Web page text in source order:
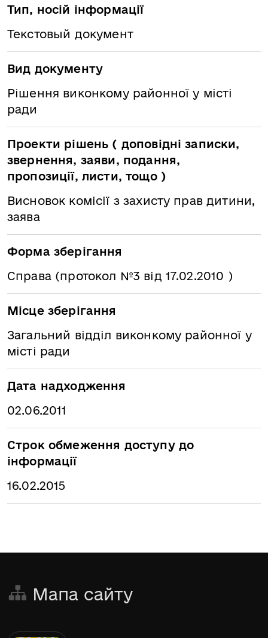
Тип, носій інформації
Текстовый документ
Вид документу
Рішення виконкому районної у місті
ради
Проекти рішень ( доповідні записки,
звернення, заяви, подання,
пропозиції, листи, тощо )
Висновок комісії з захисту прав дитини,
заява
Форма зберігання
Справа (протокол №3 від 17.02.2010 )
Місце зберігання
Загальний відділ виконкому районної у
місті ради
Дата надходження
02.06.2011
Строк обмеження доступу до
інформації
16.02.2015
Мапа сайту